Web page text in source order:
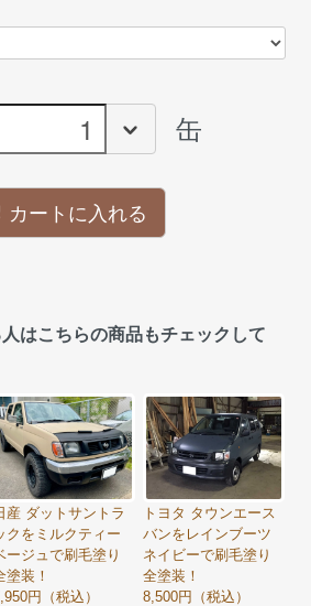
缶
カートに入れる
はこちらの商品もチェックして
産 ダットサントラ
クをミルクティー
ージュで刷毛塗り
塗装！
円（税込）
トヨタ タウンエース
バンをレインブーツ
ネイビーで刷毛塗り
全塗装！
8,500円（税込）